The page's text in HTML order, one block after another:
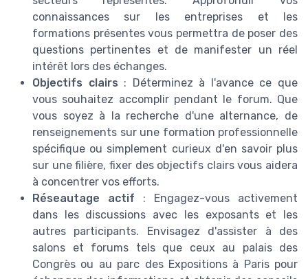
connaissances sur les entreprises et les
formations présentes vous permettra de poser des
questions pertinentes et de manifester un réel
intérêt lors des échanges.
Objectifs clairs : Déterminez à l'avance ce que
vous souhaitez accomplir pendant le forum. Que
vous soyez à la recherche d'une alternance, de
renseignements sur une formation professionnelle
spécifique ou simplement curieux d'en savoir plus
sur une filière, fixer des objectifs clairs vous aidera
à concentrer vos efforts.
Réseautage actif : Engagez-vous activement
dans les discussions avec les exposants et les
autres participants. Envisagez d'assister à des
salons et forums tels que ceux au palais des
Congrès ou au parc des Expositions à Paris pour